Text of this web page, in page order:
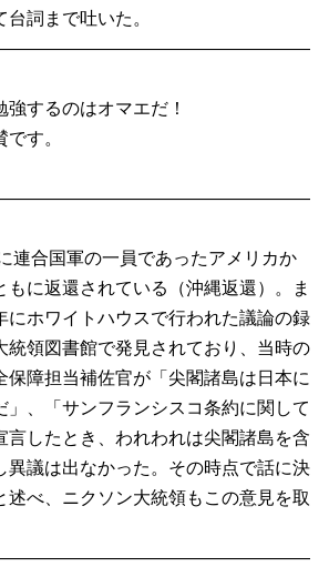
詞まで吐いた。
するのはオマエだ！
す。
連合国軍の一員であったアメリカか
もに返還されている（沖縄返還）。ま
にホワイトハウスで行われた議論の録
統領図書館で発見されており、当時の
保障担当補佐官が「尖閣諸島は日本に
」、「サンフランシスコ条約に関して
言したとき、われわれは尖閣諸島を含
異議は出なかった。その時点で話に決
述べ、ニクソン大統領もこの意見を取